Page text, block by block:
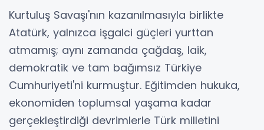
Kurtuluş Savaşı'nın kazanılmasıyla birlikte
Atatürk, yalnızca işgalci güçleri yurttan
atmamış; aynı zamanda çağdaş, laik,
demokratik ve tam bağımsız Türkiye
Cumhuriyeti'ni kurmuştur. Eğitimden hukuka,
ekonomiden toplumsal yaşama kadar
gerçekleştirdiği devrimlerle Türk milletini